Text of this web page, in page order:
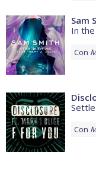
Sam
In
Con
Settle
Con